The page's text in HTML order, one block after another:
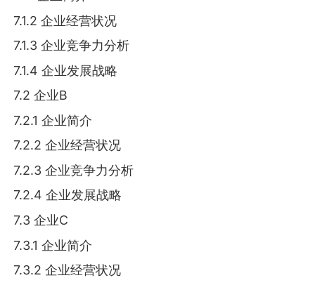
7.1.2 企业经营状况
7.1.3 企业竞争力分析
7.1.4 企业发展战略
7.2 企业B
7.2.1 企业简介
7.2.2 企业经营状况
7.2.3 企业竞争力分析
7.2.4 企业发展战略
7.3 企业C
7.3.1 企业简介
7.3.2 企业经营状况